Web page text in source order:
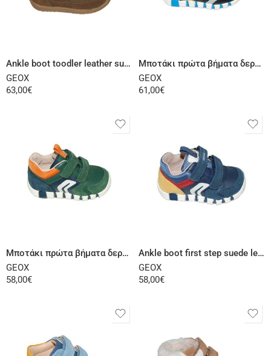
Ankle boot toodler leather suede brown
GEOX
63,00€
Μποτάκι πρώτα βήματα δερμάτινο μαύρο κίτρινο
GEOX
61,00€
Μποτάκι πρώτα βήματα δερμάτινο σαμουά πράσινο
GEOX
58,00€
Ankle boot first step suede leather blue
GEOX
58,00€